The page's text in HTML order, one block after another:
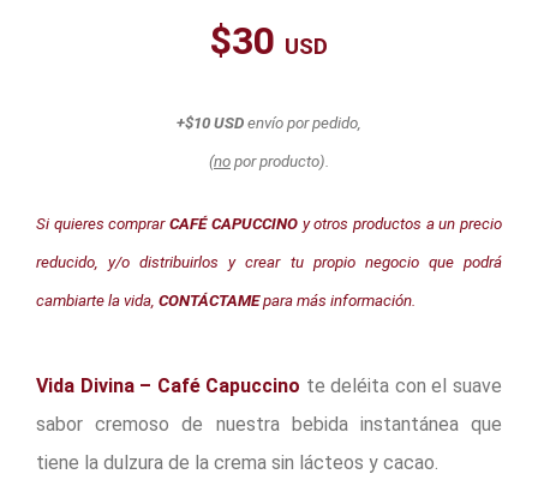
$30 USD
+$10 USD envío por pedido,
(no por producto).
Si quieres comprarCAFÉ CAPUCCINOy otros productos a un precio
reducido, y/o distribuirlos y crear tu propio negocio que podrá
cambiarte la vida, CONTÁCTAMEpara más información.
Vida Divina – Café Capuccino te deléita con el suave
sabor cremoso de nuestra bebida instantánea que
tiene la dulzura de la crema sin lácteos y cacao.